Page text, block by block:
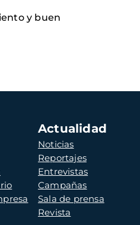
y buen
Actualidad
Noticias
Reportajes
Entrevistas
Campañas
Sala de prensa
Revista